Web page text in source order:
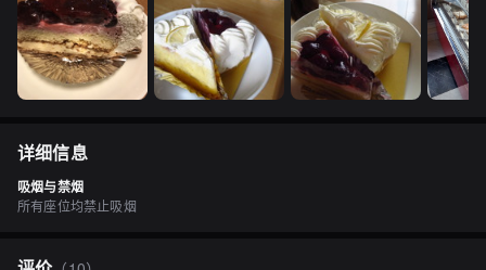
详细信息
吸烟与禁烟
所有座位均禁止吸烟